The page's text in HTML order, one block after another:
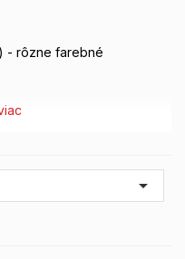
- rôzne farebné
